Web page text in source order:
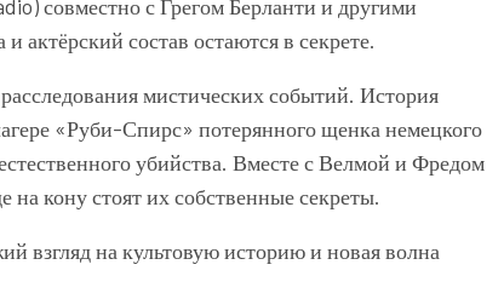
совместно с Грегом Берланти и другими
состав остаются в секрете.
мистических событий. История
«Руби-Спирс» потерянного щенка немецкого
убийства. Вместе с Велмой и Фредом
на кону стоят их собственные секреты.
взгляд на культовую историю и новая волна